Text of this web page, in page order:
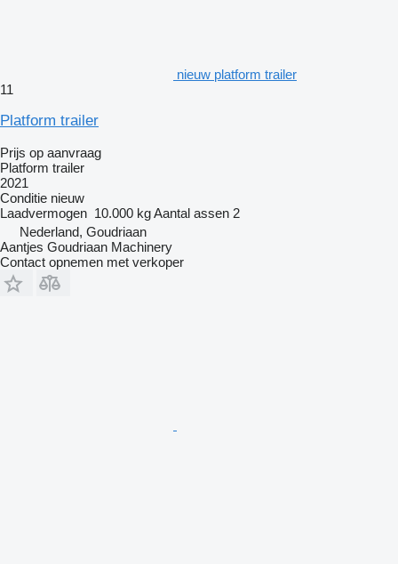
nieuw platform trailer
11
Platform trailer
Prijs op aanvraag
Platform trailer
2021
Conditie nieuw
Laadvermogen 10.000 kgAantal assen 2
Nederland, Goudriaan
Aantjes Goudriaan Machinery
Contact opnemen met verkoper